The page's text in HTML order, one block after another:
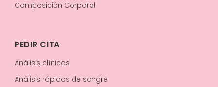
Composición Corporal
PEDIR CITA
Análisis clínicos
Análisis rápidos de sangre